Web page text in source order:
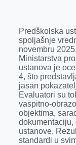
b
o
o
k
Predškolska
spoljašnje
novembru
Ministarstva
ustanova je
4, što
jasan
Evaluatori su
vaspitno-
objektima,
dokumentaciju,
ustanove.
standardi u